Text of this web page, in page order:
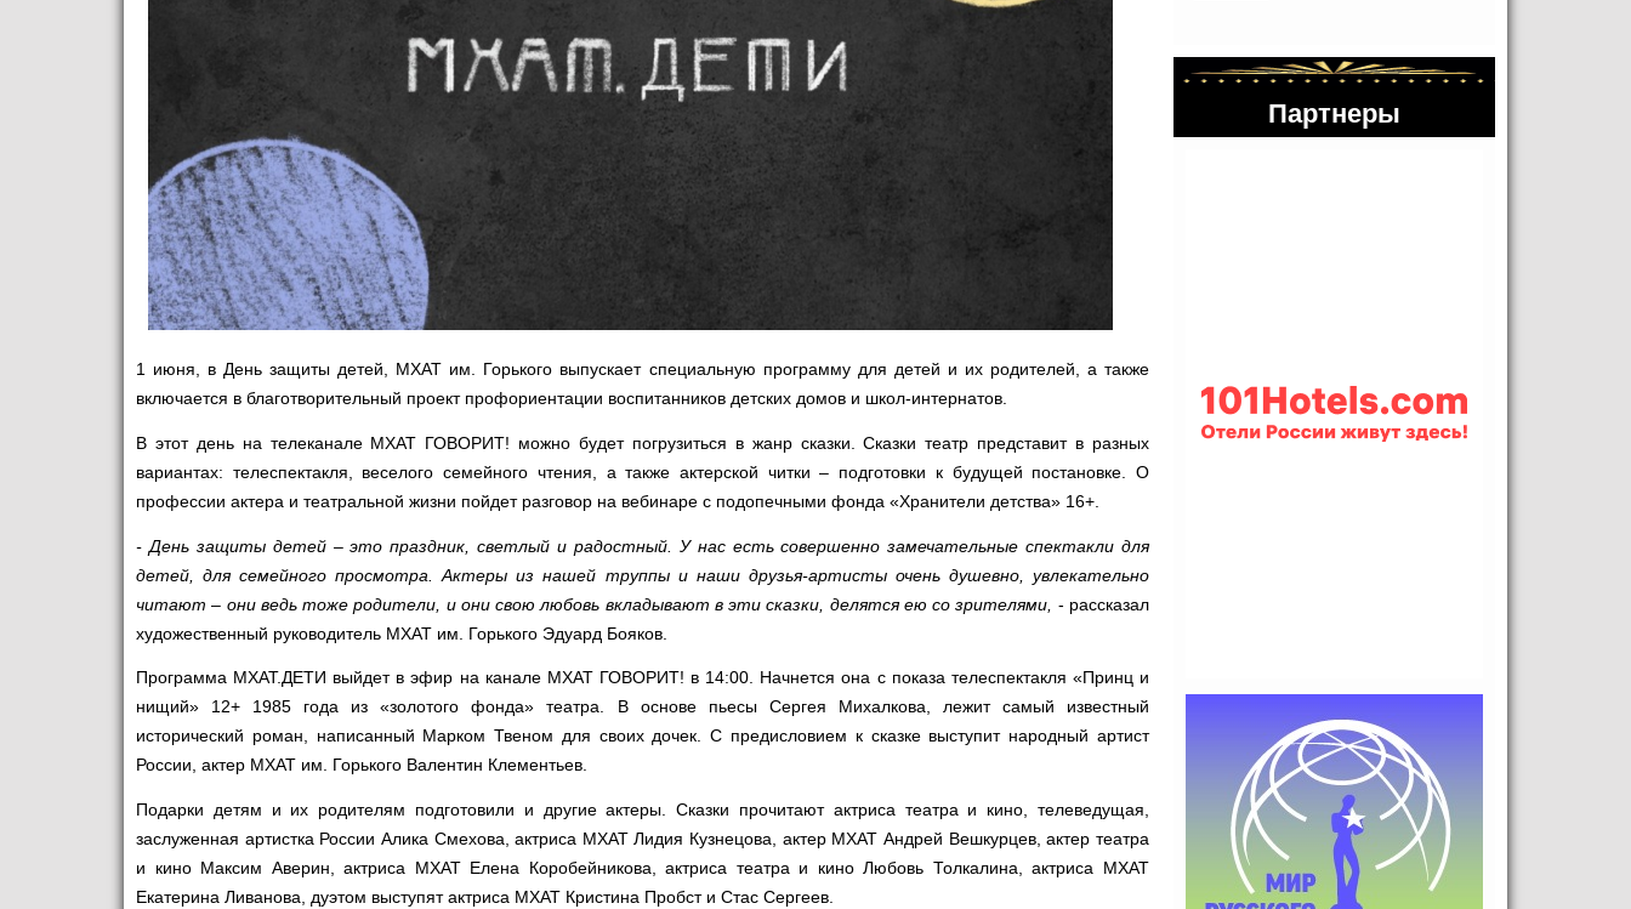
1 июня, в День защиты детей, МХАТ им. Горького выпускает специальную программу для детей и их родителей, а также
включается в благотворительный проект профориентации воспитанников детских домов и школ-интернатов.
В этот день на телеканале МХАТ ГОВОРИТ! можно будет погрузиться в жанр сказки. Сказки театр представит в разных
вариантах: телеспектакля, веселого семейного чтения, а также актерской читки – подготовки к будущей постановке. О
профессии актера и театральной жизни пойдет разговор на вебинаре с подопечными фонда «Хранители детства» 16+.
- День защиты детей – это праздник, светлый и радостный. У нас есть совершенно замечательные спектакли для
детей, для семейного просмотра. Актеры из нашей труппы и наши друзья-артисты очень душевно, увлекательно
читают – они ведь тоже родители, и они свою любовь вкладывают в эти сказки, делятся ею со зрителями, - рассказал
художественный руководитель МХАТ им. Горького Эдуард Бояков.
Программа МХАТ.ДЕТИ выйдет в эфир на канале МХАТ ГОВОРИТ! в 14:00. Начнется она с показа телеспектакля «Принц и
нищий» 12+ 1985 года из «золотого фонда» театра. В основе пьесы Сергея Михалкова, лежит самый известный
исторический роман, написанный Марком Твеном для своих дочек. С предисловием к сказке выступит народный артист
России, актер МХАТ им. Горького Валентин Клементьев.
Подарки детям и их родителям подготовили и другие актеры. Сказки прочитают актриса театра и кино, телеведущая,
заслуженная артистка России Алика Смехова, актриса МХАТ Лидия Кузнецова, актер МХАТ Андрей Вешкурцев, актер театра
и кино Максим Аверин, актриса МХАТ Елена Коробейникова, актриса театра и кино Любовь Толкалина, актриса МХАТ
Екатерина Ливанова, дуэтом выступят актриса МХАТ Кристина Пробст и Стас Сергеев.
Партнеры